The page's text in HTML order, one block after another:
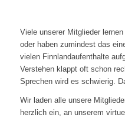
Viele unserer Mitglieder
oder haben zumindest das
vielen Finnlandaufenthalte
Verstehen klappt oft schon
Sprechen wird es schwierig.
Wir laden alle unsere
herzlich ein, an unserem